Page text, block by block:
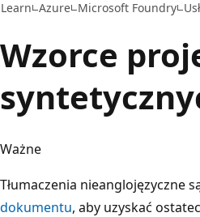
Learn Azure Microsoft Foundry
Wzorce
Ważne
Tłumaczenia nieanglojęzyczne
dokumentu, aby uzyskać